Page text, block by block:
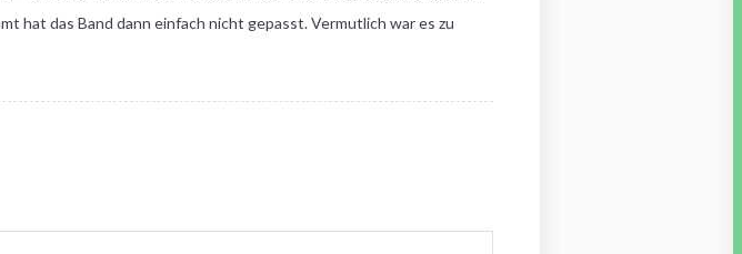
hat das Band dann einfach nicht gepasst. Vermutlich war es zu